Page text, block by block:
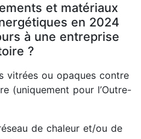
et matériaux
en 2024
à une entreprise
?
vitrées ou opaques contre
(uniquement pour l’Outre-
de chaleur et/ou de